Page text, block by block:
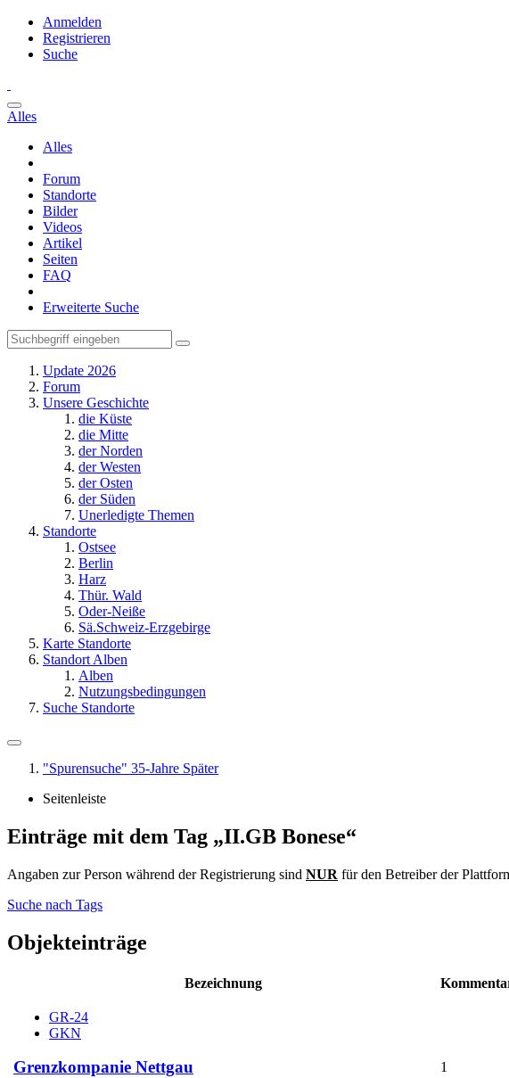
Anmelden
Registrieren
Suche
Alles
Alles
Forum
Standorte
Bilder
Videos
Artikel
Seiten
FAQ
Erweiterte Suche
Update 2026
Forum
Unsere Geschichte
die Küste
die Mitte
der Norden
der Westen
der Osten
der Süden
Unerledigte Themen
Standorte
Ostsee
Berlin
Harz
Thür. Wald
Oder-Neiße
Sä.Schweiz-Erzgebirge
Karte Standorte
Standort Alben
Alben
Nutzungsbedingungen
Suche Standorte
"Spurensuche" 35-Jahre Später
Seitenleiste
Einträge mit dem Tag „II.GB Bonese“
Angaben zur Person während der Registrierung sind NUR für den Betreiber der
Suche nach Tags
Objekteinträge
Bezeichnung
GR-24
GKN
Grenzkompanie Nettgau 1